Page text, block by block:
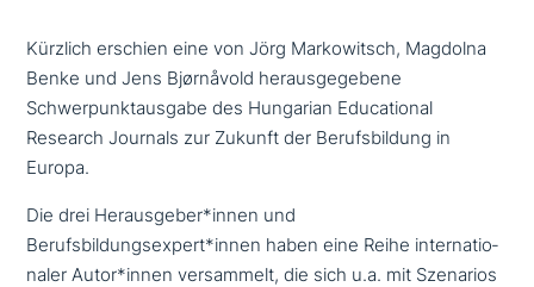
Kürzlich erschien eine von Jörg Markowitsch, Magdolna
Benke und Jens Bjørnåvold herausgegebene
Schwerpunktausgabe des Hungarian Educational
Research Journals zur Zukunft der Berufsbildung in
Europa.
Die drei Herausgeber*innen und
Berufsbildungsexpert*innen haben eine Reihe inter­na­tio­
na­ler Autor*innen ver­sam­melt, die sich u.a. mit Szenarios